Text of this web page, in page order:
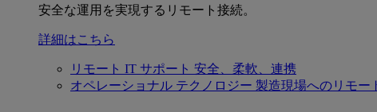
安全な運用を実現するリモート接続。
詳細はこちら
リモート IT サポート 安全、柔軟、連携
オペレーショナル テクノロジー 製造現場へのリモー